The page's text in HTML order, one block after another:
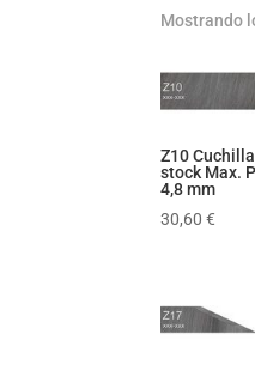
Mostrando
Z10
stock Max.
4,8 mm
30,60€